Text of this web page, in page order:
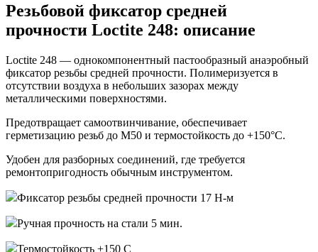
Резьбовой фиксатор средней
прочности Loctite 248: описание
Loctite 248 — однокомпонентный пастообразный анаэробный
фиксатор резьбы средней прочности. Полимеризуется в
отсутствии воздуха в небольших зазорах между
металлическими поверхностями.
Предотвращает самоотвинчивание, обеспечивает
герметизацию резьб до M50 и термостойкость до +150°C.
Удобен для разборных соединений, где требуется
ремонтопригодность обычным инструментом.
Фиксатор резьбы средней прочности 17 Н-м
Ручная прочность на стали 5 мин.
Термостойкость +150 С